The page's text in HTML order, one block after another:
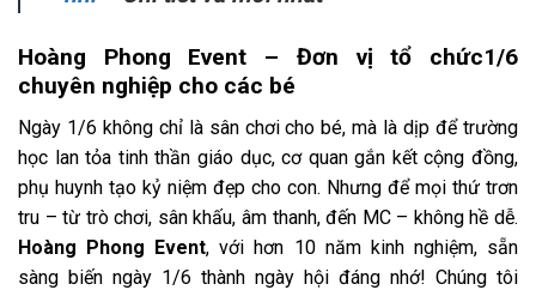
Hoàng Phong Event – Đơn vị tổ chức1/6
chuyên nghiệp cho các bé
Ngày 1/6 không chỉ là sân chơi cho bé, mà là dịp để trường
học lan tỏa tinh thần giáo dục, cơ quan gắn kết cộng đồng,
phụ huynh tạo kỷ niệm đẹp cho con. Nhưng để mọi thứ trơn
tru – từ trò chơi, sân khấu, âm thanh, đến MC – không hề dễ.
Hoàng Phong Event, với hơn 10 năm kinh nghiệm, sẵn
sàng biến ngày 1/6 thành ngày hội đáng nhớ! Chúng tôi